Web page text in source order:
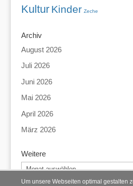
Kultur Kinder Zeche
Archiv
August 2026
Juli 2026
Juni 2026
Mai 2026
April 2026
März 2026
Weitere
Weitere
Um unsere Webseiten optimal gestalten